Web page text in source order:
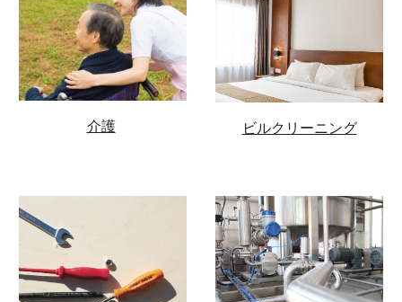
介護 ビルクリーニング